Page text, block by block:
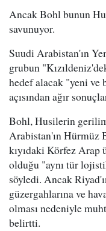
Ancak Bohl bunun
savunuyor.
Suudi Arabistan'ın
grubun
hedef alacak "yeni ve
açısından ağır
Bohl, Husilerin
Arabistan'ın Hürmüz
kıyıdaki Körfez Arap
olduğu "aynı tür
söyledi. Ancak
güzergahlarına ve
olması nedeniyle
belirtti.